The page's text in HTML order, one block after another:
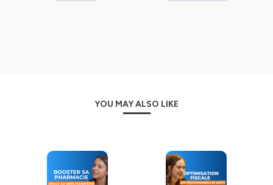
https://www.instagram.com/monsieur.rabbah/
YOU MAY ALSO LIKE